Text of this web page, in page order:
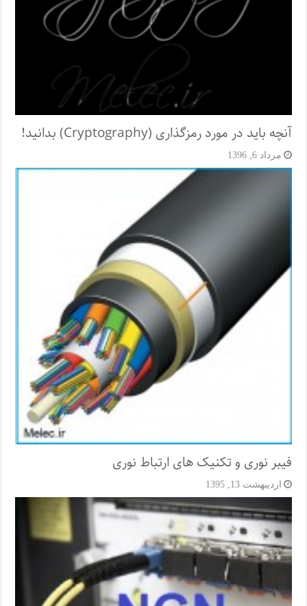
آنچه باید در مورد رمزگذاری (Cryptography) بدانید!
مرداد 6, 1396
فیبر نوری و تکنیک های ارتباط نوری
اردیبهشت 13, 1395